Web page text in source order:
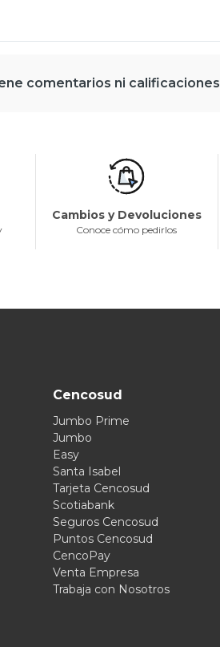
comentarios ni calificaciones
Cambios y Devoluciones
Conoce cómo pedirlos
Cencosud
Jumbo Prime
Jumbo
Easy
Santa Isabel
Tarjeta Cencosud
Scotiabank
Seguros Cencosud
Puntos Cencosud
CencoPay
Venta Empresa
Trabaja con Nosotros